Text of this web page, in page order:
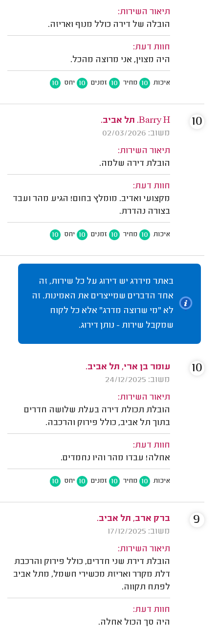
תיאור השירות:
הובלה של דירה כולל מנוף ואריזה.
חוות דעת:
היה מצוין, אני מרוצה מהכל.
איכות 10 מחיר 10 זמנים 10 יחס 10
Barry H. תל אביב.
משוב: 02/03/2026
תיאור השירות:
הובלת דירה שלמה.
חוות דעת:
מקצועי ואדיב. מומלץ בחום! הגיע מהר ועבד
בצורה נהדרת.
איכות 10 מחיר 10 זמנים 10 יחס 10
10
באתר מידרג יש דירוג על כל שירות, זה
אחד הדברים שמייצרים את האמינות. זה
לא "מי שרוצה מדרג" אלא כל לקוח
שמקבל שירות - נותן דירוג.
עומר בן ארי, תל אביב.
משוב: 24/12/2025
תיאור השירות:
הובלת תכולת דירה בעלת שלושה חדרים
בתוך תל אביב, כולל פירוק והרכבה.
חוות דעת:
אחלה! עבדו מהר והיו נחמדים.
איכות 10 מחיר 10 זמנים 10 יחס 10
10
ברק ארב, תל אביב.
משוב: 17/12/2025
תיאור השירות:
הובלת דירת שני חדרים, כולל פירוק והרכבת
דלת מקרר ואריזת מכשירי חשמל, מתל אביב
לפתח תקווה.
חוות דעת:
היה סך הכול אחלה.
9